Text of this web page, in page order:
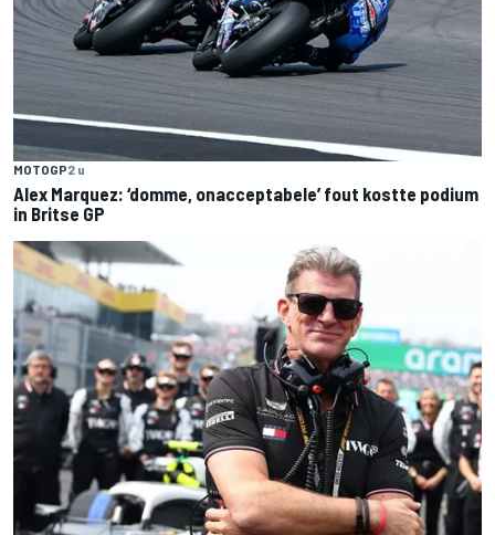
MOTOGP2 u
Alex Marquez: ‘domme, onacceptabele’ fout kostte podium
in Britse GP